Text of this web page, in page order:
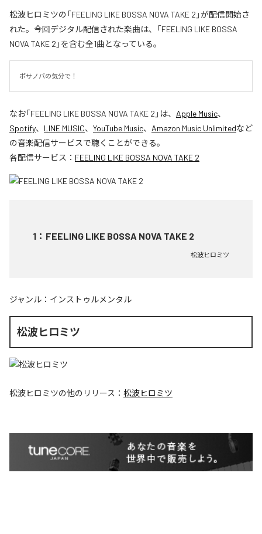
松波ヒロミツの「FEELING LIKE BOSSA NOVA TAKE 2」が配信開始さ
れた。今回デジタル配信された楽曲は、「FEELING LIKE BOSSA
NOVA TAKE 2」を含む全1曲となっている。
ボサノバの気分で！
なお「FEELING LIKE BOSSA NOVA TAKE 2 」は、 Apple Music、
Spotify、 LINE MUSIC、 YouTube Music、 Amazon Music Unlimitedなど
の音楽配信サービスで聴くことができる。
各配信サービス： FEELING LIKE BOSSA NOVA TAKE 2
1 ： FEELING LIKE BOSSA NOVA TAKE 2
松波ヒロミツ
ジャンル： インストゥルメンタル
松波ヒロミツ
松波ヒロミツの他のリリース： 松波ヒロミツ